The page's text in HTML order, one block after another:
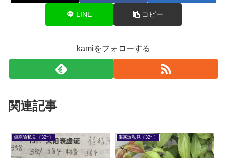
LINE コピー
kamiをフォローする
関連記事
傷寒論私見〔32~〕 傷寒論私見〔32~〕